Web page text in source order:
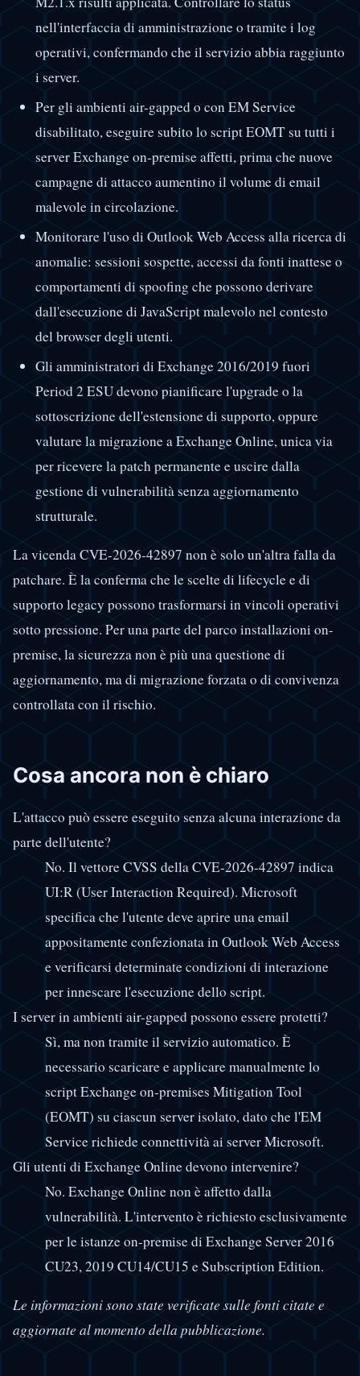
nell'interfaccia di amministrazione o tramite i log
operativi, confermando che il servizio abbia raggiunto
i server.
Per gli ambienti air-gapped o con EM Service
disabilitato, eseguire subito lo script EOMT su tutti i
server Exchange on-premise affetti, prima che nuove
campagne di attacco aumentino il volume di email
malevole in circolazione.
Monitorare l'uso di Outlook Web Access alla ricerca di
anomalie: sessioni sospette, accessi da fonti inattese o
comportamenti di spoofing che possono derivare
dall'esecuzione di JavaScript malevolo nel contesto
del browser degli utenti.
Gli amministratori di Exchange 2016/2019 fuori
Period 2 ESU devono pianificare l'upgrade o la
sottoscrizione dell'estensione di supporto, oppure
valutare la migrazione a Exchange Online, unica via
per ricevere la patch permanente e uscire dalla
gestione di vulnerabilità senza aggiornamento
strutturale.
La vicenda CVE-2026-42897 non è solo un'altra falla da
patchare. È la conferma che le scelte di lifecycle e di
supporto legacy possono trasformarsi in vincoli operativi
sotto pressione. Per una parte del parco installazioni on-
premise, la sicurezza non è più una questione di
aggiornamento, ma di migrazione forzata o di convivenza
controllata con il rischio.
Cosa ancora non è chiaro
L'attacco può essere eseguito senza alcuna interazione da
parte dell'utente?
No. Il vettore CVSS della CVE-2026-42897 indica
UI:R (User Interaction Required). Microsoft
specifica che l'utente deve aprire una email
appositamente confezionata in Outlook Web Access
e verificarsi determinate condizioni di interazione
per innescare l'esecuzione dello script.
I server in ambienti air-gapped possono essere protetti?
Sì, ma non tramite il servizio automatico. È
necessario scaricare e applicare manualmente lo
script Exchange on-premises Mitigation Tool
(EOMT) su ciascun server isolato, dato che l'EM
Service richiede connettività ai server Microsoft.
Gli utenti di Exchange Online devono intervenire?
No. Exchange Online non è affetto dalla
vulnerabilità. L'intervento è richiesto esclusivamente
per le istanze on-premise di Exchange Server 2016
CU23, 2019 CU14/CU15 e Subscription Edition.
Le informazioni sono state verificate sulle fonti citate e
aggiornate al momento della pubblicazione.